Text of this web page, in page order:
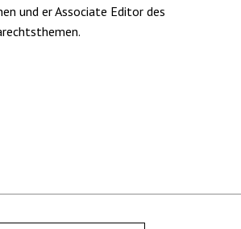
und er Associate Editor des